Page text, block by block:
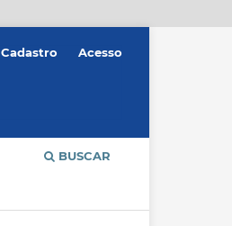
BUSCAR
Cadastro Acesso